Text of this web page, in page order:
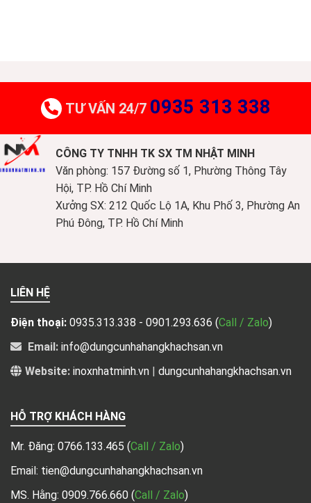
TƯ VẤN 24/7 0935 313 338
CÔNG TY TNHH TK SX TM NHẬT MINH
Văn phòng: 157 Đường số 1, Phường Thông Tây
Hội, TP. Hồ Chí Minh
Xưởng SX: 212 Quốc Lộ 1A, Khu Phố 3, Phường An
Phú Đông, TP. Hồ Chí Minh
LIÊN HỆ
Điện thoại: 0935.313.338 - 0901.293.636 (Call / Zalo)
Email: info@dungcunhahangkhachsan.vn
Website: inoxnhatminh.vn dungcunhahangkhachsan.vn
HỖ TRỢ KHÁCH HÀNG
Mr. Đăng: 0766.133.465 (Call / Zalo)
Email: tien@dungcunhahangkhachsan.vn
MS. Hằng: 0909.766.660 (Call / Zalo)